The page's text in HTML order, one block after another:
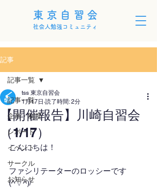
東京自習会
社会人勉強コミュニティ
記事
記事一覧
企画・制度
レポート
イベント
サークル
お知らせ
記事一覧
【開催報告】川崎自習会
（1/17）
tss 東京自習会
1月17日 読了時間: 2分
こんにちは！
ファシリテーターのロッシーです
(^▽^)/